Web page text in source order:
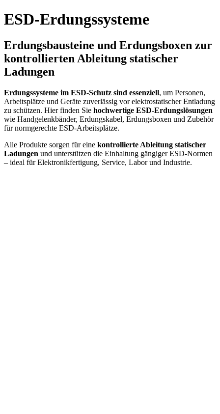
ESD-Erdungssysteme
Erdungsbausteine und Erdungsboxen zur
kontrollierten Ableitung statischer
Ladungen
Erdungssysteme im ESD-Schutz sind essenziell, um Personen,
Arbeitsplätze und Geräte zuverlässig vor elektrostatischer Entladung
zu schützen. Hier finden Sie hochwertige ESD-Erdungslösungen
wie Handgelenkbänder, Erdungskabel, Erdungsboxen und Zubehör
für normgerechte ESD-Arbeitsplätze.
Alle Produkte sorgen für eine kontrollierte Ableitung statischer
Ladungen und unterstützen die Einhaltung gängiger ESD-Normen
– ideal für Elektronikfertigung, Service, Labor und Industrie.